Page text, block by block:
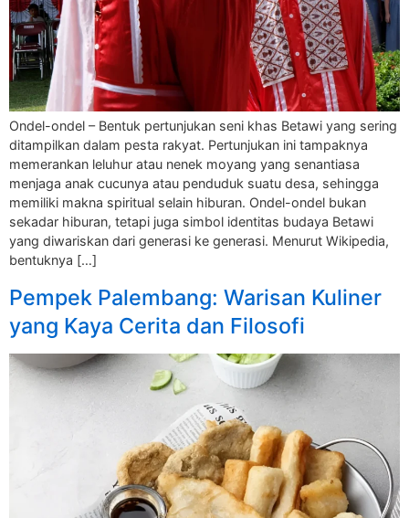
Ondel-ondel – Bentuk pertunjukan seni khas Betawi yang sering
ditampilkan dalam pesta rakyat. Pertunjukan ini tampaknya
memerankan leluhur atau nenek moyang yang senantiasa
menjaga anak cucunya atau penduduk suatu desa, sehingga
memiliki makna spiritual selain hiburan. Ondel-ondel bukan
sekadar hiburan, tetapi juga simbol identitas budaya Betawi
yang diwariskan dari generasi ke generasi. Menurut Wikipedia,
bentuknya […]
Pempek Palembang: Warisan Kuliner
yang Kaya Cerita dan Filosofi